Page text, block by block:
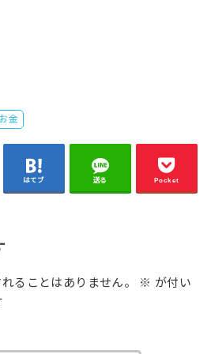
お金
はてブ 送る Pocket
ることはありません。 ※ が付い